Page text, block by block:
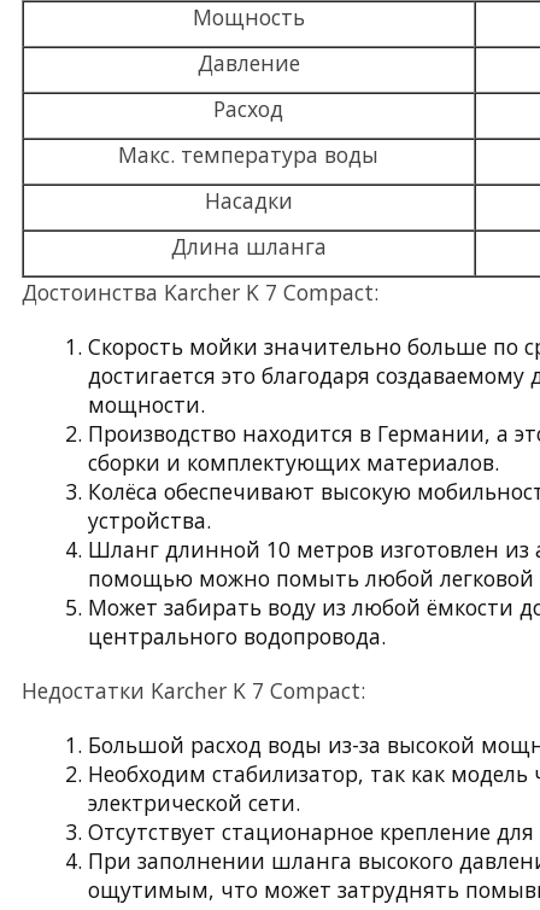
Мощность
Давление
Расход
Макс. температура воды
Насадки
Длина шланга
Достоинства Karcher K 7 Compact:
Скорость мойки значительно больше по
достигается это благодаря
мощности.
Производство находится в Германии, а
сборки и комплектующих материалов.
Колёса обеспечивают высокую
устройства.
Шланг длинной 10 метров изготовлен
помощью можно помыть любой легковой
Может забирать воду из любой ёмкости
центрального водопровода.
Недостатки Karcher K 7 Compact:
Большой расход воды из-за высокой
Необходим стабилизатор, так как модель
электрической сети.
Отсутствует стационарное крепление
При заполнении шланга высокого
ощутимым, что может затруднять